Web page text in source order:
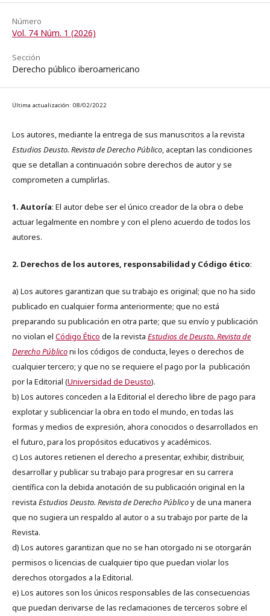
Número
Vol. 74 Núm. 1 (2026)
Sección
Derecho público iberoamericano
Última actualización: 08/02/2022
Los autores, mediante la entrega de sus manuscritos a la revista
Estudios Deusto. Revista de Derecho Público, aceptan las condiciones
que se detallan a continuación sobre derechos de autor y se
comprometen a cumplirlas.
1. Autoría: El autor debe ser el único creador de la obra o debe
actuar legalmente en nombre y con el pleno acuerdo de todos los
autores.
2. Derechos de los autores, responsabilidad y Código ético:
a) Los autores garantizan que su trabajo es original; que no ha sido
publicado en cualquier forma anteriormente; que no está
preparando su publicación en otra parte; que su envío y publicación
no violan el Código Ético de la revista Estudios de Deusto. Revista de
Derecho Públiconi los códigos de conducta, leyes o derechos de
cualquier tercero; y que no se requiere el pago por la publicación
por la Editorial (Universidad de Deusto).
b) Los autores conceden a la Editorial el derecho libre de pago para
explotar y sublicenciar la obra en todo el mundo, en todas las
formas y medios de expresión, ahora conocidos o desarrollados en
el futuro, para los propósitos educativos y académicos.
c) Los autores retienen el derecho a presentar, exhibir, distribuir,
desarrollar y publicar su trabajo para progresar en su carrera
científica con la debida anotación de su publicación original en la
revista Estudios Deusto. Revista de Derecho Públicoy de una manera
que no sugiera un respaldo al autor o a su trabajo por parte de la
Revista.
d) Los autores garantizan que no se han otorgado ni se otorgarán
permisos o licencias de cualquier tipo que puedan violar los
derechos otorgados a la Editorial.
e) Los autores son los únicos responsables de las consecuencias
que puedan derivarse de las reclamaciones de terceros sobre el